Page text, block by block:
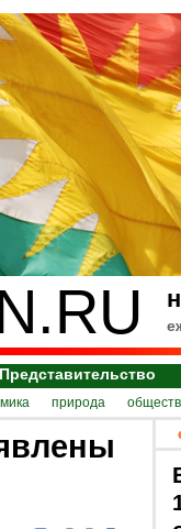
Представительство
природа